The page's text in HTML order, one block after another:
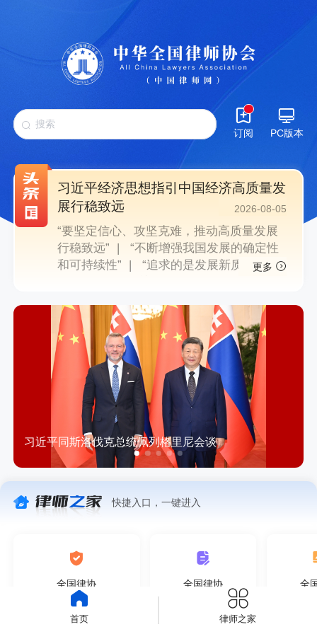
订阅 PC版本
习近平经济思想指引中国经济高质量发
展行稳致远
2026-08-05
“要坚定信心、攻坚克难，推动高质量发展
行稳致远” | “不断增强我国发展的确定性
和可持续性” | “追求的是发展新质生产
更多
习近平同斯洛伐克总统佩列格里尼会谈
快捷入口，一键进入
全国律协
维护律师执业权利中心
全国律协
投诉受理查处中心
全
首页 律师之家